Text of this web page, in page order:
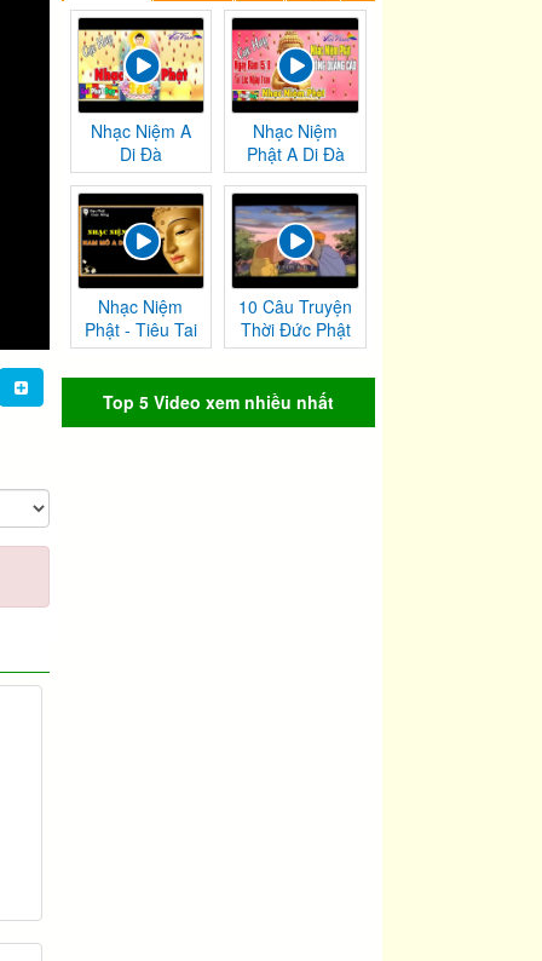
Nhạc Niệm A
Di Đà
Nhạc Niệm
Phật A Di Đà
Nhạc Niệm
Phật - Tiêu Tai
Nghiệp
Chướng
10 Câu Truyện
Thời Đức Phật
Tại Thế
Top 5 Video xem nhiều nhất